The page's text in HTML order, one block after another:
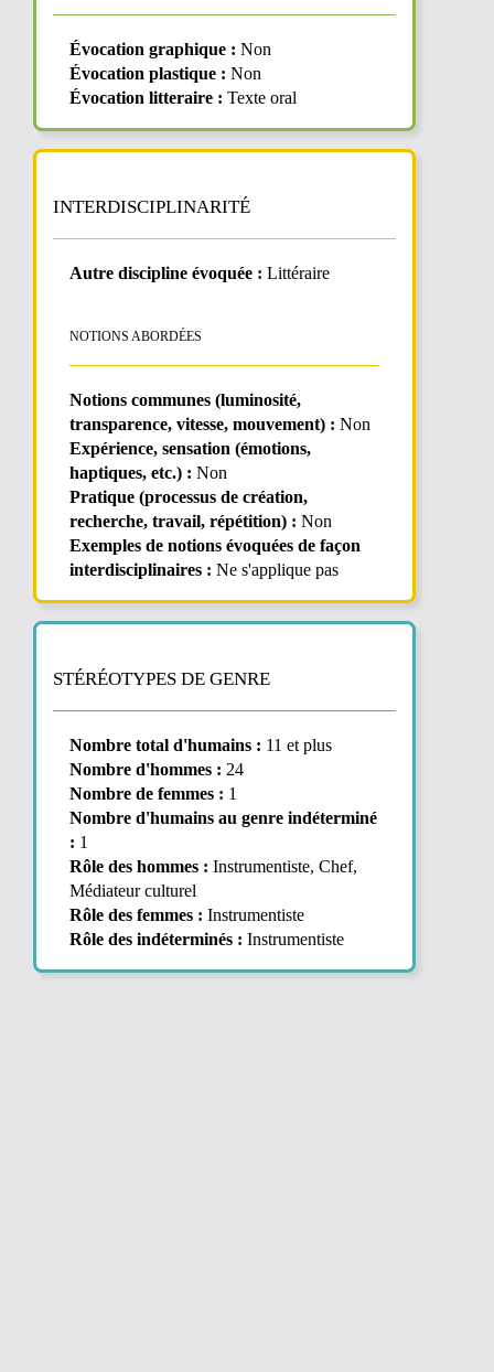
Évocation graphique : Non
Évocation plastique : Non
Évocation litteraire : Texte oral
INTERDISCIPLINARITÉ
Autre discipline évoquée : Littéraire
NOTIONS ABORDÉES
Notions communes (luminosité,
transparence, vitesse, mouvement) : Non
Expérience, sensation (émotions,
haptiques, etc.) : Non
Pratique (processus de création,
recherche, travail, répétition) : Non
Exemples de notions évoquées de façon
interdisciplinaires : Ne s'applique pas
STÉRÉOTYPES DE GENRE
Nombre total d'humains : 11 et plus
Nombre d'hommes : 24
Nombre de femmes : 1
Nombre d'humains au genre indéterminé
: 1
Rôle des hommes : Instrumentiste, Chef,
Médiateur culturel
Rôle des femmes : Instrumentiste
Rôle des indéterminés : Instrumentiste